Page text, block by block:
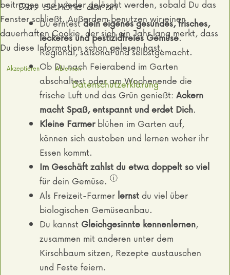
Das Schöne daran
Du erntestdein eigenes gesundes, frisches,
leckeres und pestizidfreies Gemüse.
Regional, saisonal und selbstgemacht.
Ob Du nach Feierabend im Garten
abschaltest oder am Wochenende die
frische Luft und das Grün genießt: Ackern
macht Spaß, entspannt und erdet Dich.
Kleine Farmerblühen im Garten auf,
können sich austoben und lernen woher ihr
Essen kommt.
Im Geschäftzahlst du etwa doppelt so viel
für dein Gemüse. ⓘ
Als Freizeit-Farmer lernstdu viel über
biologischen Gemüseanbau.
Du kannst Gleichgesinnte kennenlernen,
zusammen mit anderen unter dem
Kirschbaum sitzen, Rezepte austauschen
und Feste feiern.
beitragen und wieder gelöscht werden, sobald Du das
Fenster schließt. Außerdem benutzen wir einen
dauerhaften Cookie, der sich ein Jahr lang merkt, dass
Du diese Information schon gelesen hast.
Akzeptieren Ablehnen
Datenschutzerklärung